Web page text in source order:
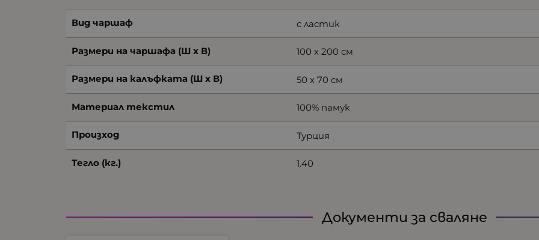
Вид чаршаф с ластик
Размери на чаршафа (Ш х В) 100 х 200 см
Размери на калъфката (Ш х В) 50 х 70 см
Материал текстил 100% памук
Произход Турция
Тегло (кг.) 1.40
Документи за сваляне